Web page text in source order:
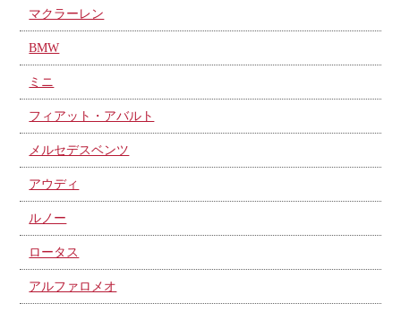
マクラーレン
BMW
ミニ
フィアット・アバルト
メルセデスベンツ
アウディ
ルノー
ロータス
アルファロメオ